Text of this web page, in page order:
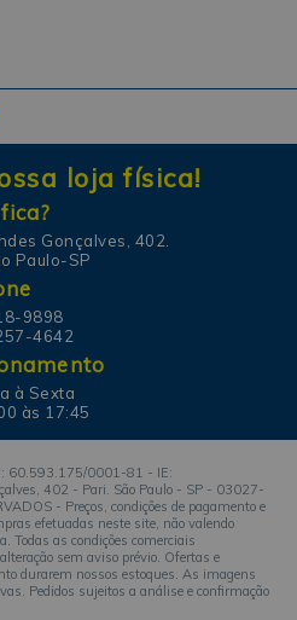
loja física!
Gonçalves, 402.
Paulo-SP
9898
4642
à Sexta
às 17:45
60.593.175/0001-81 - IE:
402 - Pari. São Paulo - SP - 03027-
- Preços, condições de pagamento e
efetuadas neste site, não valendo
Todas as condições comerciais
sem aviso prévio. Ofertas e
durarem nossos estoques. As imagens
Pedidos sujeitos a análise e confirmação